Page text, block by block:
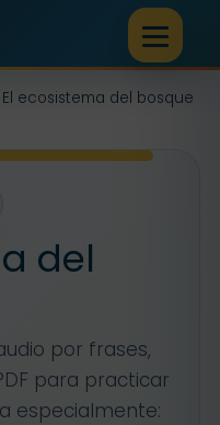
El ecosistema del bosque
del
por frases,
para practicar
especialmente: